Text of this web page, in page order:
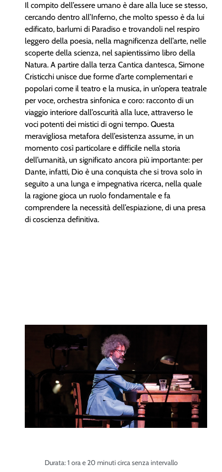
Durata: 1 ora e 20 minuti circa senza intervallo
Il compito dell’essere umano è dare alla luce se stesso,
cercando dentro all’Inferno, che molto spesso è da lui
edificato, barlumi di Paradiso e trovandoli nel respiro
leggero della poesia, nella magnificenza dell’arte, nelle
scoperte della scienza, nel sapientissimo libro della
Natura. A partire dalla terza Cantica dantesca, Simone
Cristicchi unisce due forme d’arte complementari e
popolari come il teatro e la musica, in un’opera teatrale
per voce, orchestra sinfonica e coro: racconto di un
viaggio interiore dall’oscurità alla luce, attraverso le
voci potenti dei mistici di ogni tempo. Questa
meravigliosa metafora dell’esistenza assume, in un
momento così particolare e difficile nella storia
dell’umanità, un significato ancora più importante: per
Dante, infatti, Dio è una conquista che si trova solo in
seguito a una lunga e impegnativa ricerca, nella quale
la ragione gioca un ruolo fondamentale e fa
comprendere la necessità dell’espiazione, di una presa
di coscienza definitiva.